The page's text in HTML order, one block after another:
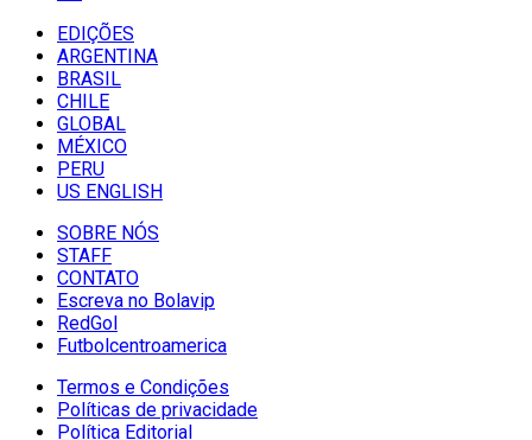
EDIÇÕES
ARGENTINA
BRASIL
CHILE
GLOBAL
MÉXICO
PERU
US ENGLISH
SOBRE NÓS
STAFF
CONTATO
Escreva no Bolavip
RedGol
Futbolcentroamerica
Termos e Condições
Políticas de privacidade
Política Editorial